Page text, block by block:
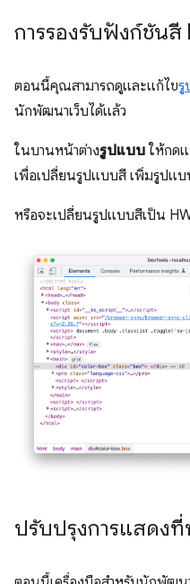
การรองรับฟังก์ชันสี
ตอนนี้คุณสามารถดูและแก้ไขรู
นักพัฒนาเว็บได้แล้ว
ในบานหน้าต่างรูปแบบ ให้กด
เพื่อเปลี่ยนรูปแบบสี เพิ่มรูปแบ
หรือจะเปลี่ยนรูปแบบสีเป็น
ปรับปรุงการแสดง